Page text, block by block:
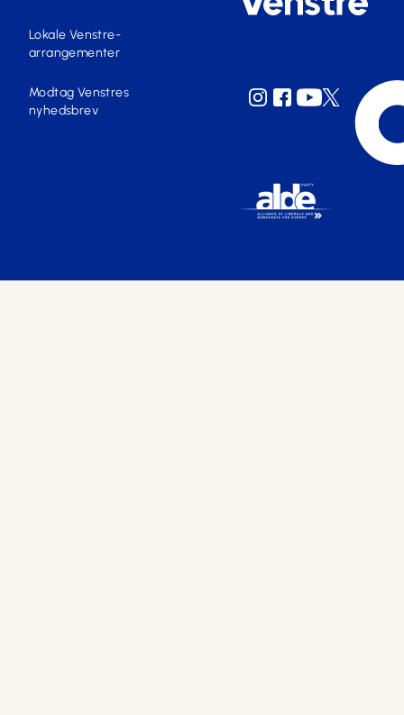
Lokale Venstre-
arrangementer
Modtag Venstres
nyhedsbrev